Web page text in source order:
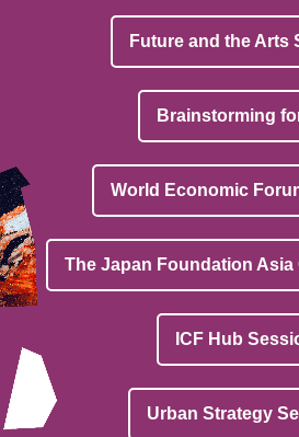
Future and the Arts
Brainstorming
World Economic
The Japan Foundation Asia
ICF Hub
Urban Strategy